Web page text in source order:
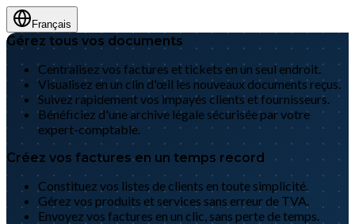
Français
Gérez tous vos documents
Centralisez vos factures et tickets en un seul endroit.
Visualisez en un clin d'œil les nouveaux documents reçus.
Suivez rapidement vos impayés clients et fournisseurs.
Bénéficiez d'une archive légale sécurisée par votre
expert-comptable.
Créez vos factures en un temps record
Constituez vos listes de clients en toute simplicité.
Gérez vos produits et services sans erreur de TVA.
Envoyez vos factures en un clic, sans perte de temps.